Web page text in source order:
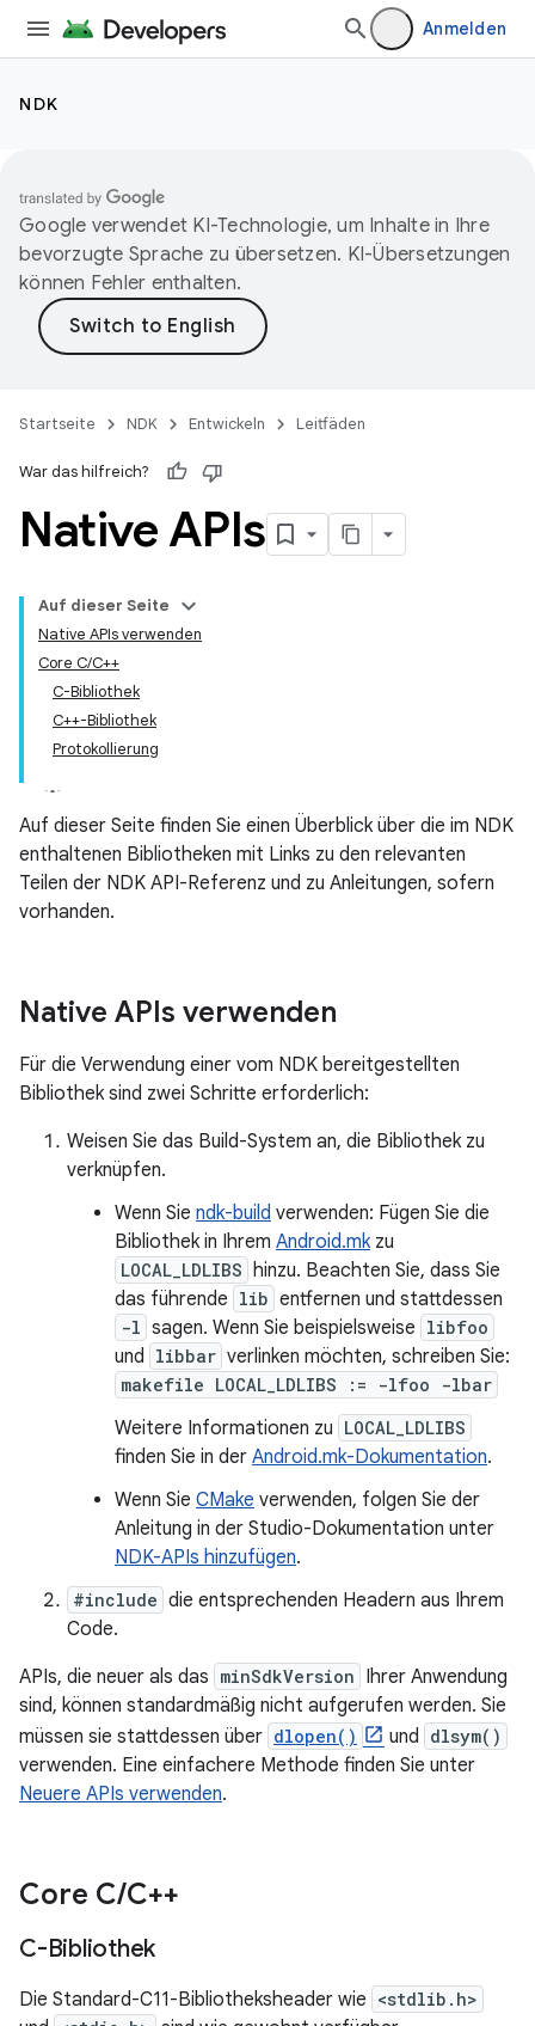
Anmelden
NDK
Google verwendet KI-Technologie, um Inhalte in Ihre
bevorzugte Sprache zu übersetzen. KI-Übersetzungen
können Fehler enthalten.
Startseite NDK Entwickeln Leitfäden
War das hilfreich?
Native APIs
Auf dieser Seite
Native APIs verwenden
Core C/C++
C-Bibliothek
C++-Bibliothek
Protokollierung
Auf dieser Seite finden Sie einen Überblick über die im NDK
enthaltenen Bibliotheken mit Links zu den relevanten
Teilen der NDK API-Referenz und zu Anleitungen, sofern
vorhanden.
Native APIs verwenden
Für die Verwendung einer vom NDK bereitgestellten
Bibliothek sind zwei Schritte erforderlich:
Weisen Sie das Build-System an, die Bibliothek zu
verknüpfen.
Wenn Sie ndk-build verwenden: Fügen Sie die
Bibliothek in Ihrem Android.mkzu
LOCAL_LDLIBS hinzu. Beachten Sie, dass Sie
das führende lib entfernen und stattdessen
-l sagen. Wenn Sie beispielsweise libfoo
und libbar verlinken möchten, schreiben Sie:
makefile LOCAL_LDLIBS := -lfoo -lbar
Weitere Informationen zu LOCAL_LDLIBS
finden Sie in der Android.mk-Dokumentation.
Wenn Sie CMake verwenden, folgen Sie der
Anleitung in der Studio-Dokumentation unter
NDK-APIs hinzufügen.
#include die entsprechenden Headern aus Ihrem
Code.
APIs, die neuer als das minSdkVersion Ihrer Anwendung
sind, können standardmäßig nicht aufgerufen werden. Sie
müssen sie stattdessen über dlopen() und dlsym()
verwenden. Eine einfachere Methode finden Sie unter
Neuere APIs verwenden.
Core C/C++
C-Bibliothek
Die Standard-C11-Bibliotheksheader wie <stdlib.h>